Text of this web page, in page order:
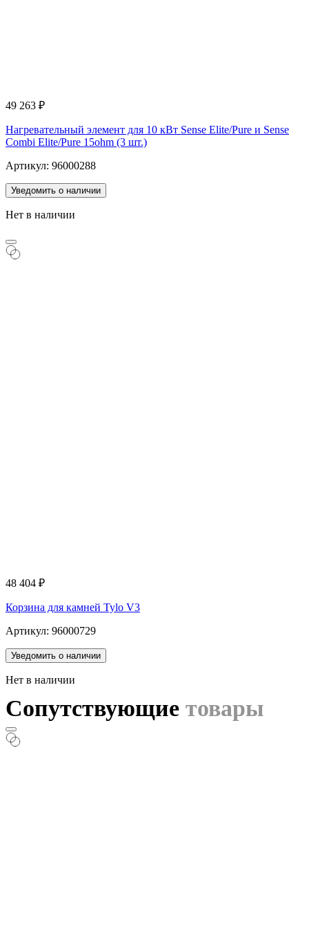
49 263 ₽
Нагревательный элемент для 10 кВт Sense Elite/Pure и Sense
Combi Elite/Pure 15ohm (3 шт.)
Артикул: 96000288
Уведомить о наличии
Нет в наличии
48 404 ₽
Корзина для камней Tylo V3
Артикул: 96000729
Уведомить о наличии
Нет в наличии
Сопутствующие товары